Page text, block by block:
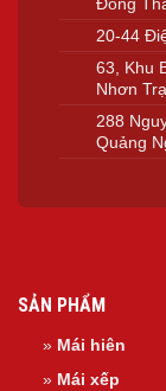
20-44
63, Khu
Nhơn
288
Quảng
SẢN PHẨM
» Mái hiên
» Mái xếp